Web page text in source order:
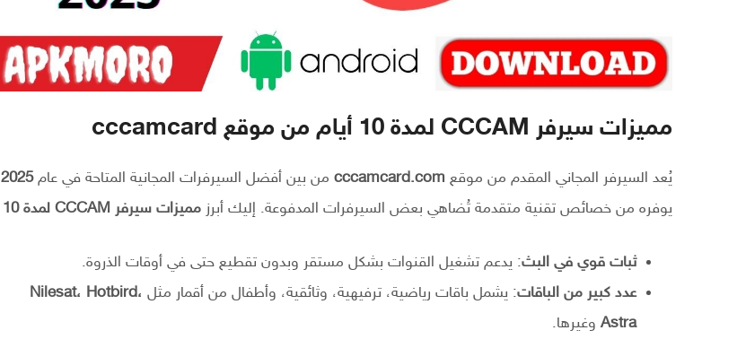
مميزات سيرفر CCCAM لمدة 10 أيام من موقع cccamcard
يُعد السيرفر المجاني المقدم من موقع cccamcard.com من بين أفضل السيرفرات المجانية المتاحة في عام2025
يوفره من خصائص تقنية متقدمة تُضاهي بعض السيرفرات المدفوعة. إليك أبرز مميزات سيرفر CCCAM لمدة 10 أيام
ثبات قوي في البث: يدعم تشغيل القنوات بشكل مستقر وبدون تقطيع حتى في أوقات الذروة.
عدد كبير من الباقات: يشمل باقات رياضية، ترفيهية، وثائقية، وأطفال من أقمار مثل Nilesat، Hotbird،
Astra وغيرها.